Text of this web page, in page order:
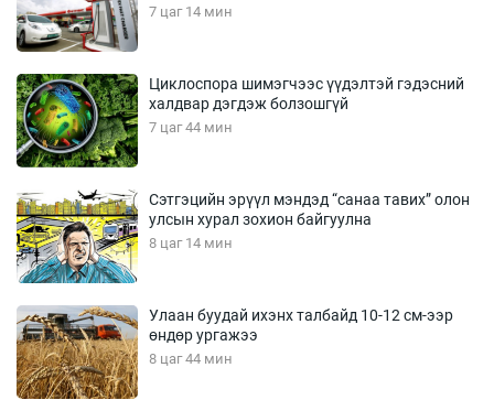
7 цаг 14 мин
Циклоспора шимэгчээс үүдэлтэй гэдэсний
халдвар дэгдэж болзошгүй
7 цаг 44 мин
Сэтгэцийн эрүүл мэндэд “санаа тавих” олон
улсын хурал зохион байгуулна
8 цаг 14 мин
Улаан буудай ихэнх талбайд 10-12 см-ээр
өндөр ургажээ
8 цаг 44 мин